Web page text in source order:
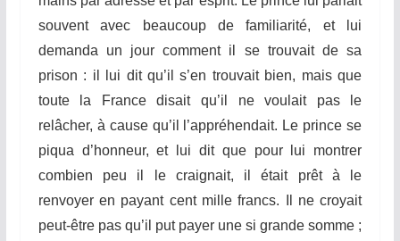
souvent avec beaucoup de familiarité, et lui
demanda un jour comment il se trouvait de sa
prison : il lui ditqu’il s’en trouvait bien, mais que
toute la France disait qu’il ne voulait pas le
relâcher, à cause qu’il
l’appréhendait. Le prince se
piqua d’honneur, et lui dit que pour lui montrer
combien peu il le craignait, il était prêt à le
renvoyer en payant cent mille francs. Il ne croyait
peut-être pas qu’il put payer une si grande somme ;